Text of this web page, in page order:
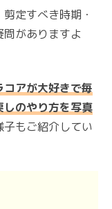
定すべき時期・
がありますよ
アが大好きで毎
のやり方を写真
子もご紹介してい